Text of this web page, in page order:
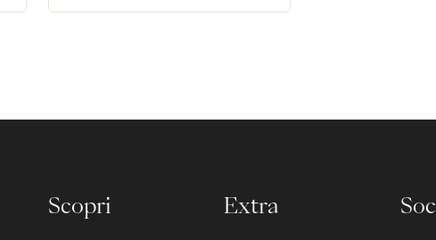
Scopri Extra